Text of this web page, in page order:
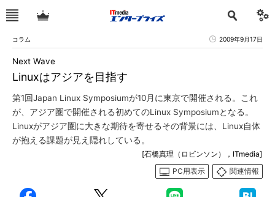
コラム 2009年9月17日
Linuxはアジアを目指す
Next Wave
第1回Japan Linux Symposiumが10月に東京で開催される。これ
が、アジア圏で開催される初めてのLinux Symposiumとなる。
Linuxがアジア圏に大きな期待を寄せるその背景には、Linux自体
が抱える課題が見え隠れしている。
[石橋真理（ロビンソン），ITmedia]
PC用表示
関連情報